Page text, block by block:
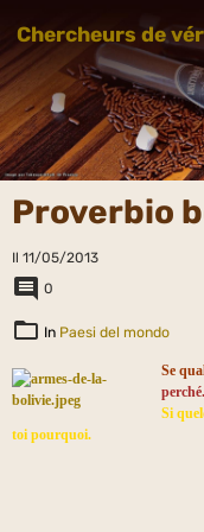
Chercheurs de
Proverbio
Il 11/05/2013
0
In Paesi del mondo
Se
perché.
Si
toi pourquoi.